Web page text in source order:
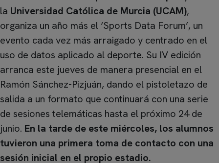
la Universidad Católica de Murcia (UCAM),
organiza un año más el ‘Sports Data Forum’, un
evento cada vez más arraigado y centrado en el
uso de datos aplicado al deporte. Su IV edición
arranca este jueves de manera presencial en el
Ramón Sánchez-Pizjuán, dando el pistoletazo de
salida a un formato que continuará con una serie
de sesiones telemáticas hasta el próximo 24 de
junio. En la tarde de este miércoles, los alumnos
tuvieron una primera toma de contacto con una
sesión inicial en el propio estadio.